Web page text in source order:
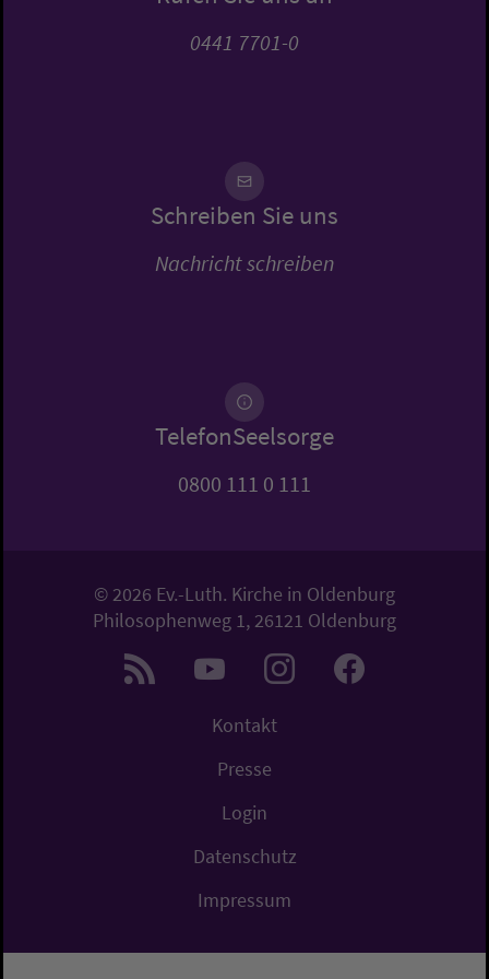
0441 7701-0
Schreiben Sie uns
Nachricht schreiben
TelefonSeelsorge
0800 111 0 111
© 2026 Ev.-Luth. Kirche in Oldenburg
Philosophenweg 1, 26121 Oldenburg
Kontakt
Presse
Login
Datenschutz
Impressum